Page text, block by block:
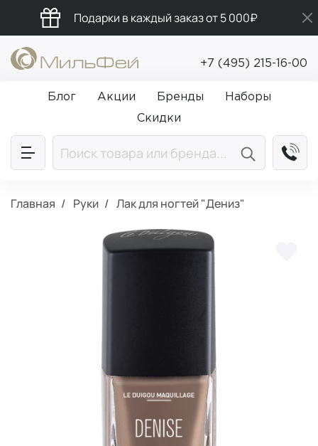
Подарки в каждый заказ от 5 000₽
Бесплатная доставка от 5 000₽
Промокод ПРИВЕТ
+7 (495) 215-16-00
Блог Акции Бренды
Наборы
Скидки
Главная Руки Лак для ногтей "Дениз"